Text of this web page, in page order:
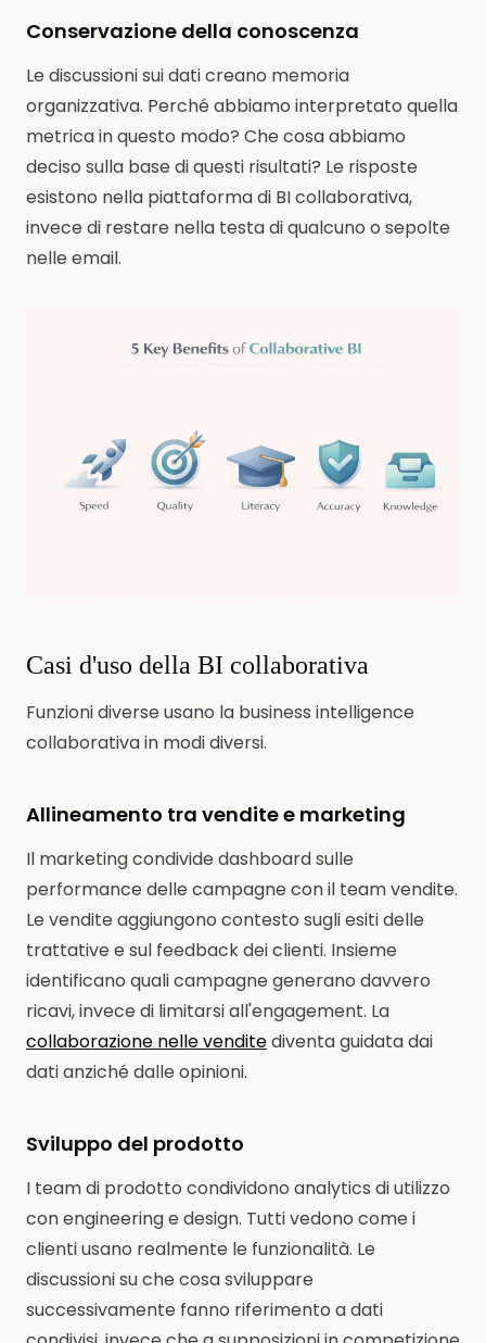
Conservazione della conoscenza
Le discussioni sui dati creano memoria
organizzativa. Perché abbiamo interpretato quella
metrica in questo modo? Che cosa abbiamo
deciso sulla base di questi risultati? Le risposte
esistono nella piattaforma di BI collaborativa,
invece di restare nella testa di qualcuno o sepolte
nelle email.
Casi d'uso della BI collaborativa
Funzioni diverse usano la business intelligence
collaborativa in modi diversi.
Allineamento tra vendite e marketing
Il marketing condivide dashboard sulle
performance delle campagne con il team vendite.
Le vendite aggiungono contesto sugli esiti delle
trattative e sul feedback dei clienti. Insieme
identificano quali campagne generano davvero
ricavi, invece di limitarsi all'engagement. La
collaborazione nelle venditediventa guidata dai
dati anziché dalle opinioni.
Sviluppo del prodotto
I team di prodotto condividono analytics di utilizzo
con engineering e design. Tutti vedono come i
clienti usano realmente le funzionalità. Le
discussioni su che cosa sviluppare
successivamente fanno riferimento a dati